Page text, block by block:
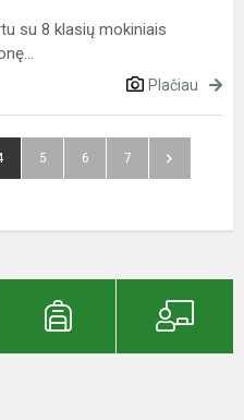
su 8 klasių mokiniais
Plačiau
5 6 7